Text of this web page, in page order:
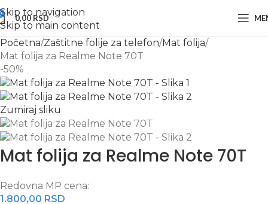
Skip to navigation
Skip to main content
0,00RSD
Početna Zaštitne folije za telefon Mat folija
Mat folija za Realme Note 70T
-50%
Zumiraj sliku
Mat folija za Realme Note 70T
Redovna MP cena:
1.800,00 RSD